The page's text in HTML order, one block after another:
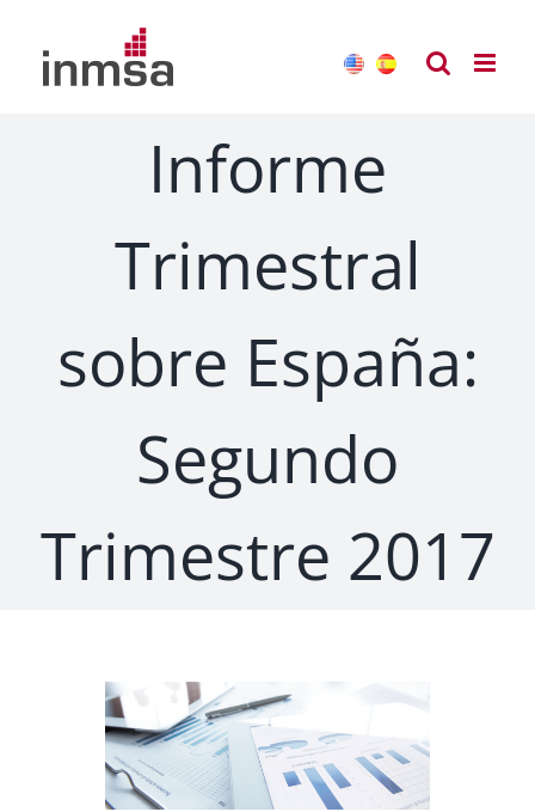
contenido
Informe
Trimestral
sobre España:
Segundo
Trimestre 2017